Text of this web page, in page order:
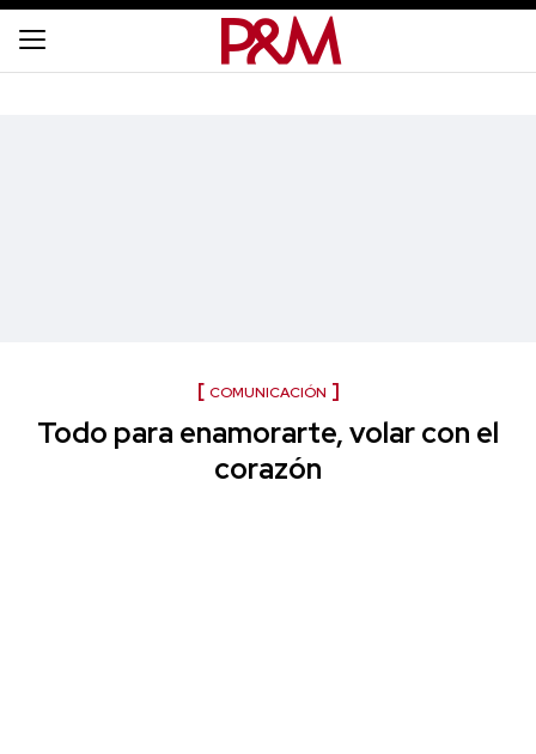
COMUNICACIÓN
Todo para enamorarte, volar con el
corazón